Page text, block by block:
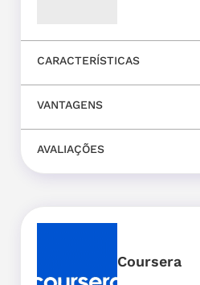
CARACTERÍSTICAS
VANTAGENS
AVALIAÇÕES
Coursera